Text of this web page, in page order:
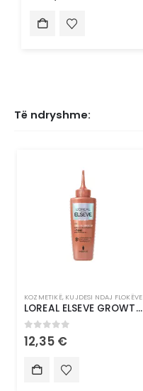
Të ndryshme:
KOZMETIKË, KUJDESI NDAJ FLOKËVE
LOREAL ELSEVE GROWTH BOOSTER ANTI FALL SCALP SERUM
0out of 5
12,35 €